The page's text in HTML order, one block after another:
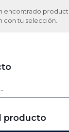
encontrado
con tu selección.
producto